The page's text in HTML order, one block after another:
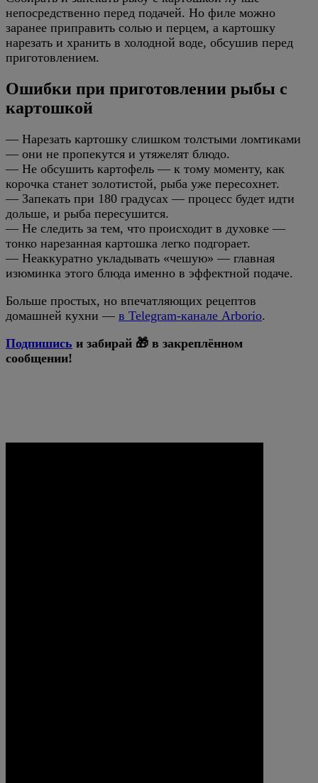
непосредственно перед подачей. Но филе можно
заранее приправить солью и перцем, а картошку
нарезать и хранить в холодной воде, обсушив перед
приготовлением.
Ошибки при приготовлении рыбы с
картошкой
— Нарезать картошку слишком толстыми ломтиками
— они не пропекутся и утяжелят блюдо.
— Не обсушить картофель — к тому моменту, как
корочка станет золотистой, рыба уже пересохнет.
— Запекать при 180 градусах — процесс будет идти
дольше, и рыба пересушится.
— Не следить за тем, что происходит в духовке —
тонко нарезанная картошка легко подгорает.
— Неаккуратно укладывать «чешую» — главная
изюминка этого блюда именно в эффектной подаче.
Больше простых, но впечатляющих рецептов
домашней кухни — в Telegram-канале Arborio.
Подпишись и забирай 🎁 в закреплённом
сообщении!